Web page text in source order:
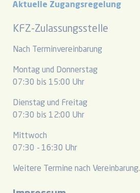
Aktuelle Zugangsregelung
KFZ-Zulassungsstelle
Nach Terminvereinbarung
Montag und Donnerstag
07:30 bis 15:00 Uhr
Dienstag und Freitag
07:30 bis 12:00 Uhr
Mittwoch
07:30 - 16:30 Uhr
Weitere Termine nach Vereinbarung.